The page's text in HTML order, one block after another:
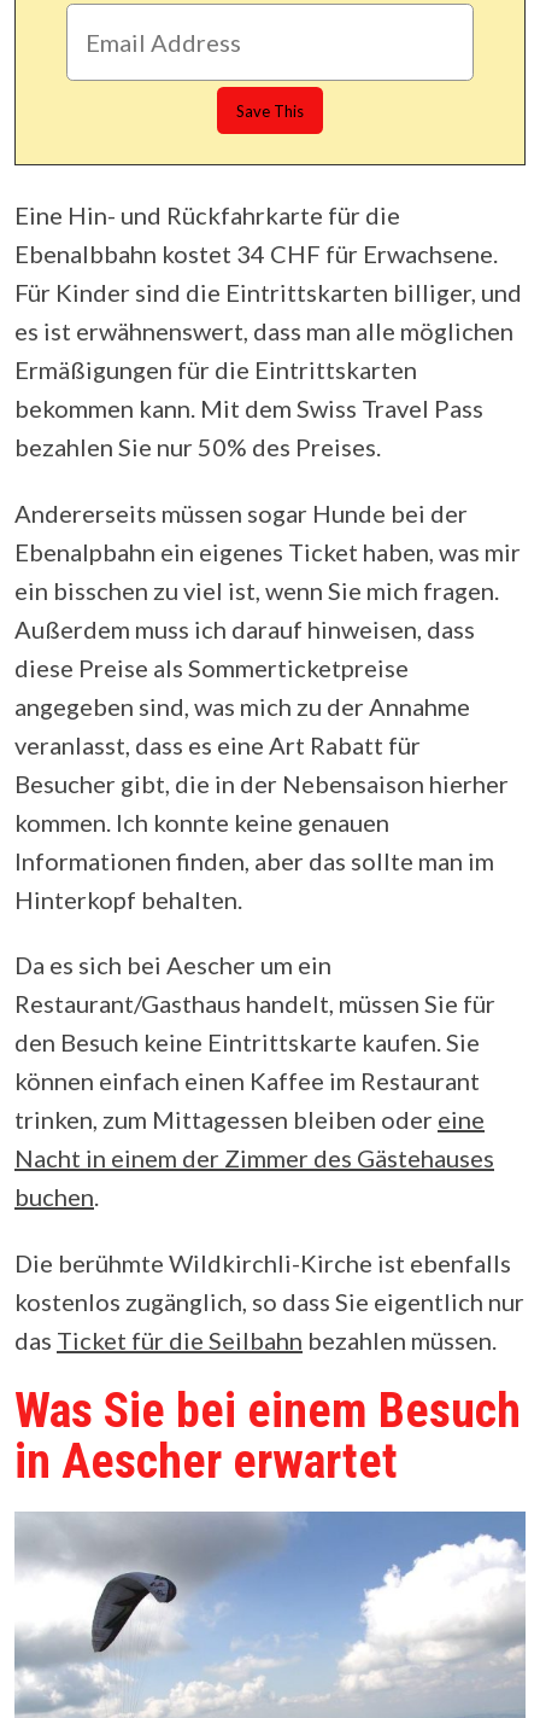
Eine Hin- und Rückfahrkarte für die
Ebenalbbahn kostet 34 CHF für Erwachsene.
Für Kinder sind die Eintrittskarten billiger, und
es ist erwähnenswert, dass man alle möglichen
Ermäßigungen für die Eintrittskarten
bekommen kann. Mit dem Swiss Travel Pass
bezahlen Sie nur 50% des Preises.
Andererseits müssen sogar Hunde bei der
Ebenalpbahn ein eigenes Ticket haben, was mir
ein bisschen zu viel ist, wenn Sie mich fragen.
Außerdem muss ich darauf hinweisen, dass
diese Preise als Sommerticketpreise
angegeben sind, was mich zu der Annahme
veranlasst, dass es eine Art Rabatt für
Besucher gibt, die in der Nebensaison hierher
kommen. Ich konnte keine genauen
Informationen finden, aber das sollte man im
Hinterkopf behalten.
Da es sich bei Aescher um ein
Restaurant/Gasthaus handelt, müssen Sie für
den Besuch keine Eintrittskarte kaufen. Sie
können einfach einen Kaffee im Restaurant
trinken, zum Mittagessen bleiben oder eine
Nacht in einem der Zimmer des Gästehauses
buchen.
Die berühmte Wildkirchli-Kirche ist ebenfalls
kostenlos zugänglich, so dass Sie eigentlich nur
das Ticket für die Seilbahn bezahlen müssen.
Was Sie bei einem Besuch
in Aescher erwartet